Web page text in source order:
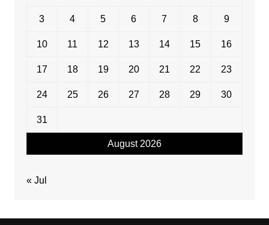
August 2026
3 4 5 6 7 8 9
10 11 12 13 14 15 16
17 18 19 20 21 22 23
24 25 26 27 28 29 30
31
« Jul